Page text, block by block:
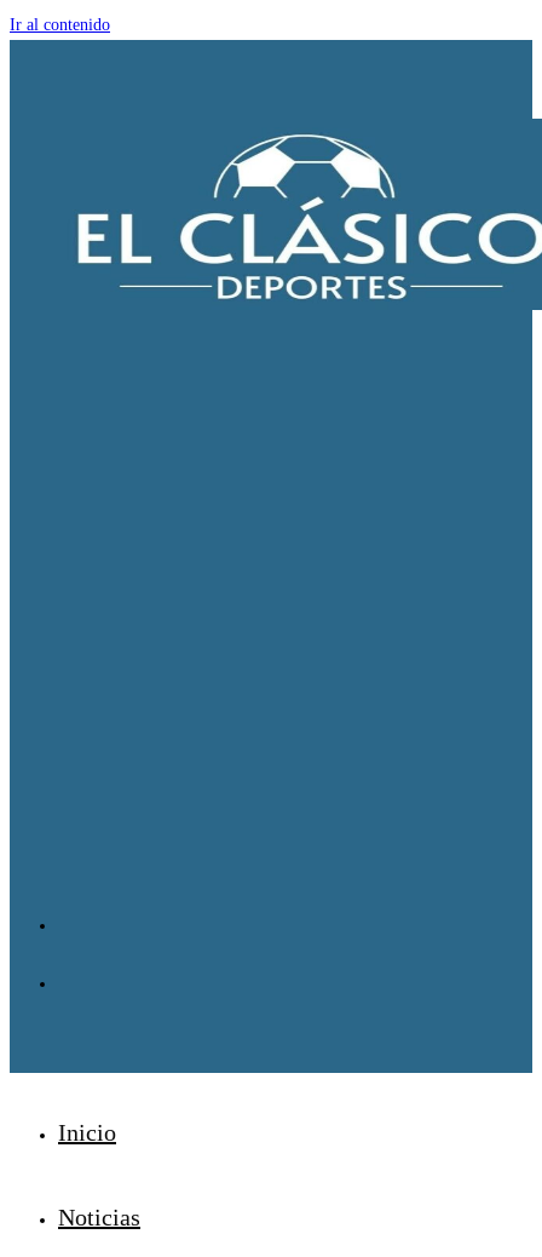
Ir al contenido
Inicio
Noticias